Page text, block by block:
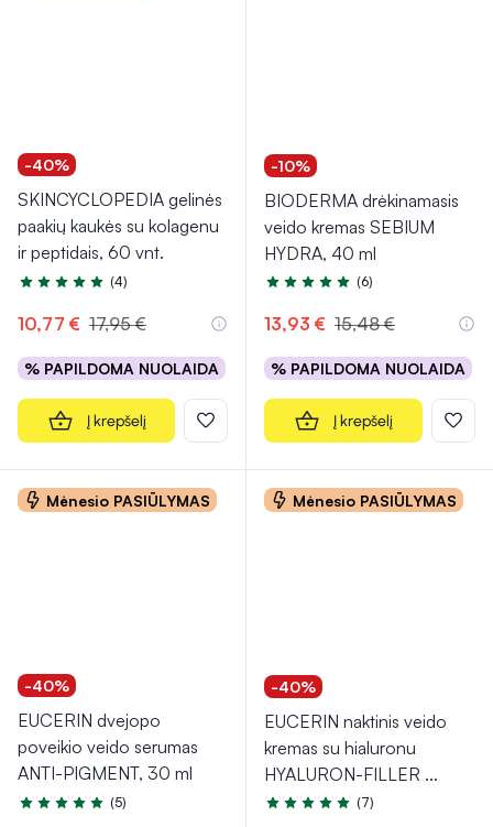
-40%
SKINCYCLOPEDIA gelinės
paakių kaukės su kolagenu
ir peptidais, 60 vnt.
Įvertinimas 4.8 iš 5
(4)
10,77 € 17,95 €
% PAPILDOMA NUOLAIDA
Į krepšelį
-10%
BIODERMA drėkinamasis
veido kremas SEBIUM
HYDRA, 40 ml
Įvertinimas 5.0 iš 5
(6)
13,93 € 15,48 €
% PAPILDOMA NUOLAIDA
Į krepšelį
Mėnesio PASIŪLYMAS
-40%
EUCERIN dvejopo
poveikio veido serumas
ANTI-PIGMENT, 30 ml
Įvertinimas 5.0 iš 5
(5)
Mėnesio PASIŪLYMAS
-40%
EUCERIN naktinis veido
kremas su hialuronu
HYALURON-FILLER ...
Įvertinimas 5.0 iš 5
(7)